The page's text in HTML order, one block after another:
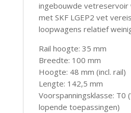
ingebouwde vetreservoir
met SKF LGEP2 vet
loopwagens relatief
Rail hoogte: 35 mm
Breedte: 100 mm
Hoogte: 48 mm (incl. rail)
Lengte: 142,5 mm
Voorspanningsklasse: T0
lopende toepassingen)